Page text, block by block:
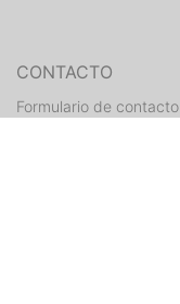
CONTACTO
Formulario de contacto